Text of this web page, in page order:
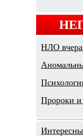
НЛО вчера
Пророки и